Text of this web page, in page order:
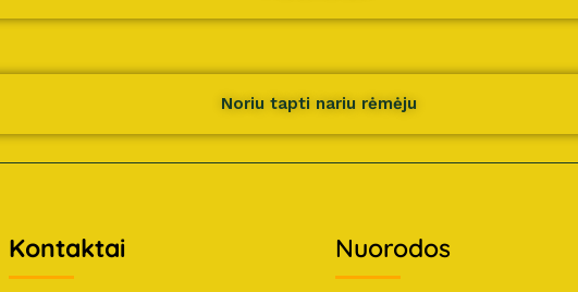
Noriu tapti nariu rėmėju
Kontaktai Nuorodos